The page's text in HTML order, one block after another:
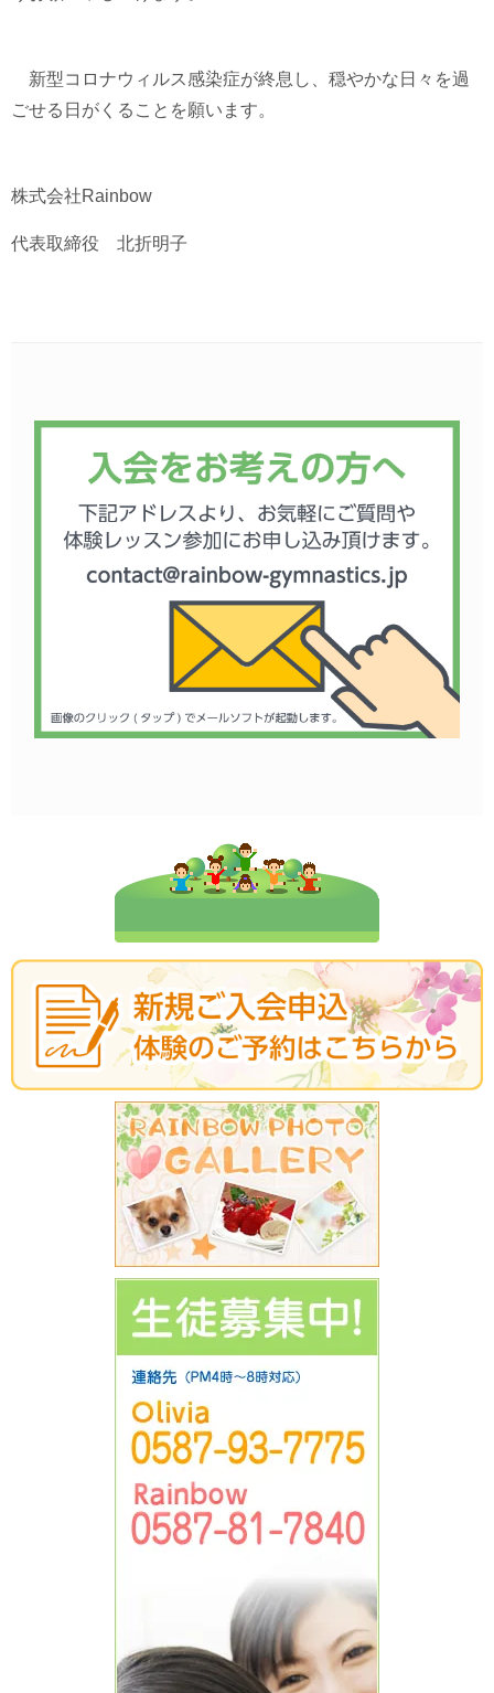
新型コロナウィルス感染症が終息し、穏やかな日々を過
ごせる日がくることを願います。
株式会社Rainbow
代表取締役 北折明子